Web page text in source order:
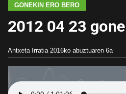
GONEKIN ERO BERO
2012 04 23
Antxeta Irratia 2016ko abuztuaren 6a